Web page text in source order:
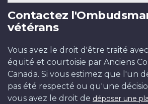
Contactez
vétérans
Vous avez le droit d'être traité
équité et courtoisie par Anciens
Canada. Si vous estimez que l'un
pas été respecté ou qu'une
vous avez le droit de déposer une